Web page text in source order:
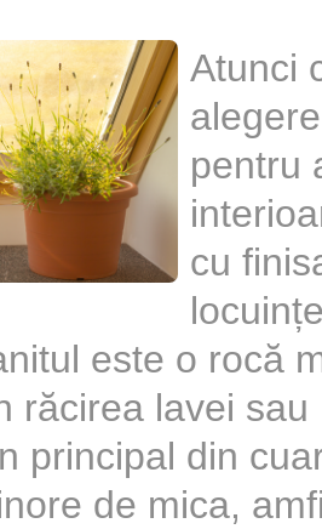
Atunci
pentru
cu
este o rocă
răcirea lavei sau
principal din
de mica,